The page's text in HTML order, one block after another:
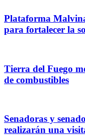
Plataforma
para fortalecer la
Tierra del Fuego
de combustibles
Senadoras y
realizarán una